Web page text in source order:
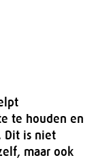
te houden en
Dit is niet
maar ook